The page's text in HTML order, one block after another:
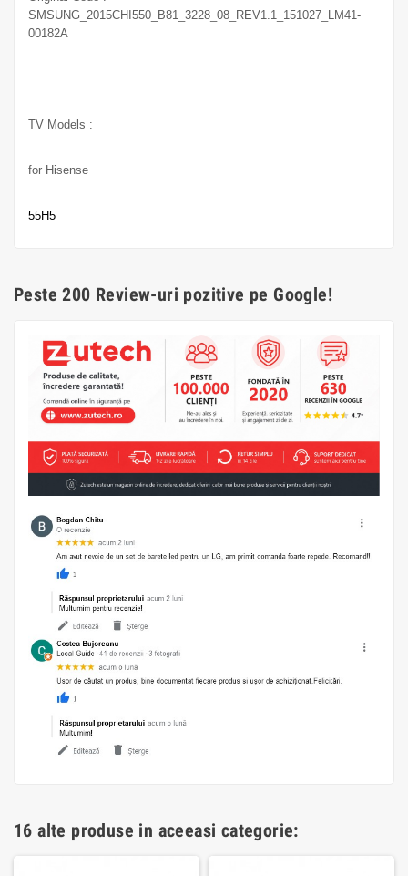
SMSUNG_2015CHI550_B81_3228_08_REV1.1_151027_LM41-
00182A
TV Models :
for Hisense
55H5
Peste 200 Review-uri pozitive pe Google!
16 alte produse in aceeasi categorie: